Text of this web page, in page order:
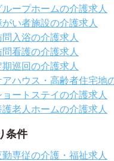
ープホームの介護求人
い者施設の介護求人
入浴の介護求人
看護の介護求人
巡回の介護求人
ハウス・高齢者住宅地
ートステイの介護求人
老人ホームの介護求人
条件
専従の介護・福祉求人